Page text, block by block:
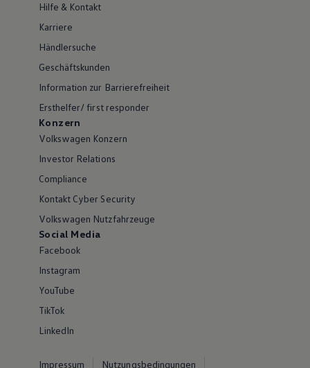
Hilfe & Kontakt
Karriere
Händlersuche
Geschäftskunden
Information zur Barrierefreiheit
Ersthelfer/ first responder
Konzern
Volkswagen Konzern
Investor Relations
Compliance
Kontakt Cyber Security
Volkswagen Nutzfahrzeuge
Social Media
Facebook
Instagram
YouTube
TikTok
LinkedIn
Impressum
Nutzungsbedingungen